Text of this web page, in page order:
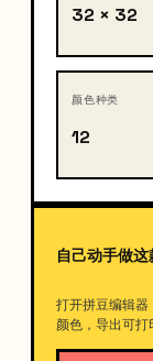
32 × 32
颜色种类
12
自己动手做
打开拼豆编辑
颜色，导出可打